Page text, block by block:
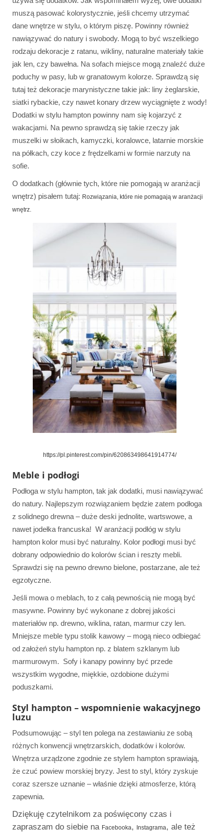
muszą pasować kolorystycznie, jeśli chcemy utrzymać
dane wnętrze w stylu, o którym piszę. Powinny również
nawiązywać do natury i swobody. Mogą to być wszelkiego
rodzaju dekoracje z ratanu, wikliny, naturalne materiały takie
jak len, czy bawełna. Na sofach miejsce mogą znaleźć duże
poduchy w pasy, lub w granatowym kolorze. Sprawdzą się
tutaj też dekoracje marynistyczne takie jak: liny żeglarskie,
siatki rybackie, czy nawet konary drzew wyciągnięte z wody!
Dodatki w stylu hampton powinny nam się kojarzyć z
wakacjami. Na pewno sprawdzą się takie rzeczy jak
muszelki w słoikach, kamyczki, koralowce, latarnie morskie
na półkach, czy koce z frędzelkami w formie narzuty na
sofie.
O dodatkach (głównie tych, które nie pomogają w aranżacji
wnętrz) pisałem tutaj: Rozwiązania, które nie pomagają w aranżacji
wnętrz.
https://pl.pinterest.com/pin/620863498641914774/
Meble i podłogi
Podłoga w stylu hampton, tak jak dodatki, musi nawiązywać
do natury. Najlepszym rozwiązaniem będzie zatem podłoga
z solidnego drewna – duże deski jednolite, wartswowe, a
nawet jodełka francuska! W aranżacji podłóg w stylu
hampton kolor musi być naturalny. Kolor podłogi musi być
dobrany odpowiednio do kolorów ścian i reszty mebli.
Sprawdzi się na pewno drewno bielone, postarzane, ale też
egzotyczne.
Jeśli mowa o meblach, to z całą pewnością nie mogą być
masywne. Powinny być wykonane z dobrej jakości
materiałów np. drewno, wiklina, ratan, marmur czy len.
Mniejsze meble typu stolik kawowy – mogą nieco odbiegać
od założeń stylu hampton np. z blatem szklanym lub
marmurowym. Sofy i kanapy powinny być przede
wszystkim wygodne, miękkie, ozdobione dużymi
poduszkami.
Styl hampton – wspomnienie wakacyjnego
luzu
Podsumowując – styl ten polega na zestawianiu ze sobą
różnych konwencji wnętrzarskich, dodatków i kolorów.
Wnętrza urządzone zgodnie ze stylem hampton sprawiają,
że czuć powiew morskiej bryzy. Jest to styl, który zyskuje
coraz szersze uznanie – właśnie dzięki atmosferze, którą
zapewnia.
Dziękuję czytelnikom za poświęcony czas i
zapraszam do siebie na Facebooka, Instagrama, ale też